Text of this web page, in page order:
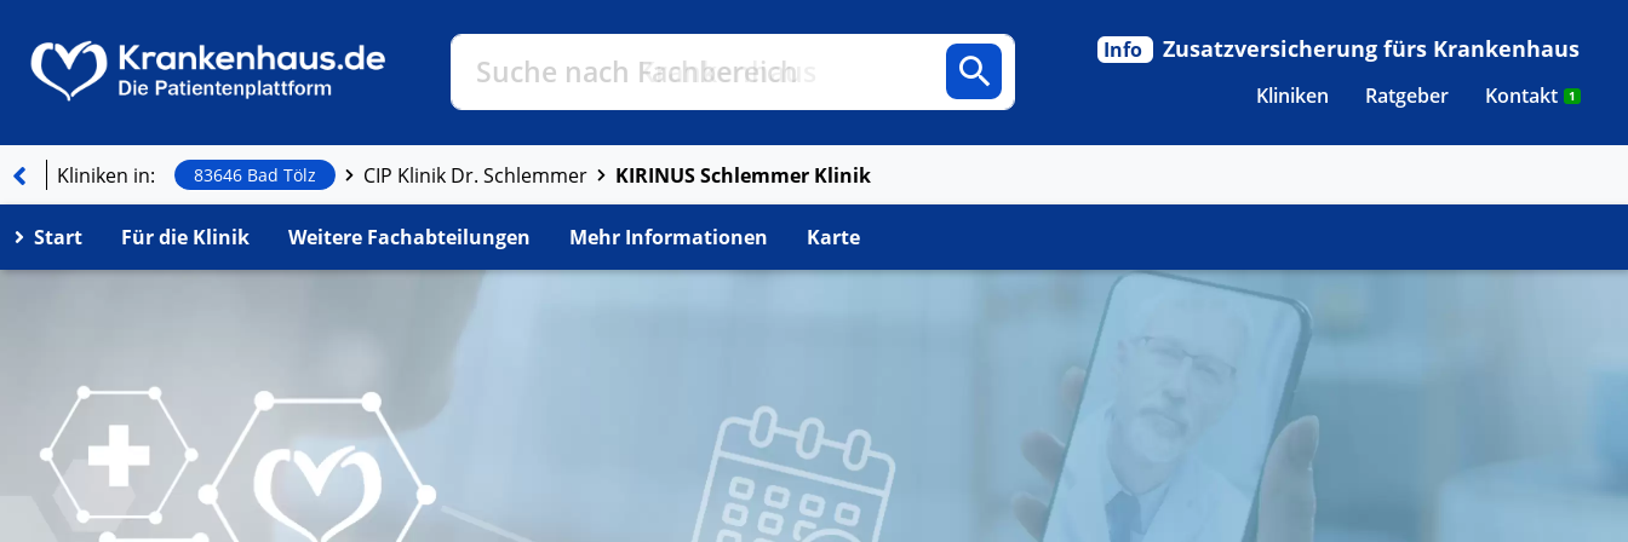
Suche nach Fachbereich
Kliniken
Ratgeber Kontakt 1
Info Zusatzversicherung fürs Krankenhaus
Kliniken in: 83646 Bad Tölz CIP Klinik Dr. Schlemmer KIRINUS Schlemmer Klinik
Start Für die Klinik Weitere Fachabteilungen Mehr Informationen Karte